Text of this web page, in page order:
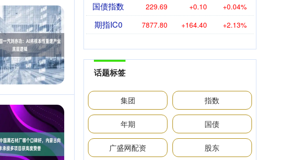
国债指数 229.69 +0.10 +0.04%
期指IC0 7877.80 +164.40 +2.13%
话题标签
集团 指数
年期 国债
广盛网配资 股东